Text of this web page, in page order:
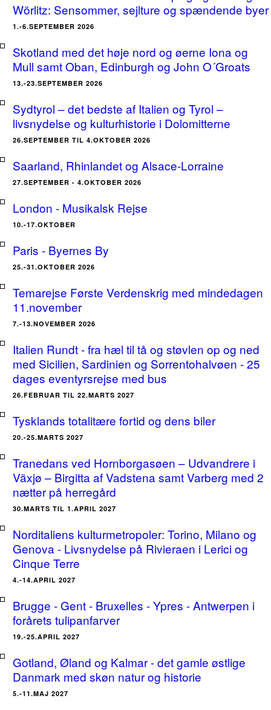
Wörlitz: Sensommer, sejlture og spændende byer
1.-6.SEPTEMBER 2026
Skotland med det høje nord og øerne Iona og
Mull samt Oban, Edinburgh og John O´Groats
13.-23.SEPTEMBER 2026
Sydtyrol – det bedste af Italien og Tyrol –
livsnydelse og kulturhistorie i Dolomitterne
26.SEPTEMBER TIL 4.OKTOBER 2026
Saarland, Rhinlandet og Alsace-Lorraine
27.SEPTEMBER - 4.OKTOBER 2026
London - Musikalsk Rejse
10.-17.OKTOBER
Paris - Byernes By
25.-31.OKTOBER 2026
Temarejse Første Verdenskrig med mindedagen
11.november
7.-13.NOVEMBER 2026
Italien Rundt - fra hæl til tå og støvlen op og ned
med Sicilien, Sardinien og Sorrentohalvøen - 25
dages eventyrsrejse med bus
26.FEBRUAR TIL 22.MARTS 2027
Tysklands totalitære fortid og dens biler
20.-25.MARTS 2027
Tranedans ved Hornborgasøen – Udvandrere i
Växjø – Birgitta af Vadstena samt Varberg med 2
nætter på herregård
30.MARTS TIL 1.APRIL 2027
Norditaliens kulturmetropoler: Torino, Milano og
Genova - Livsnydelse på Rivieraen i Lerici og
Cinque Terre
4.-14.APRIL 2027
Brugge - Gent - Bruxelles - Ypres - Antwerpen i
forårets tulipanfarver
19.-25.APRIL 2027
Gotland, Øland og Kalmar - det gamle østlige
Danmark med skøn natur og historie
5.-11.MAJ 2027